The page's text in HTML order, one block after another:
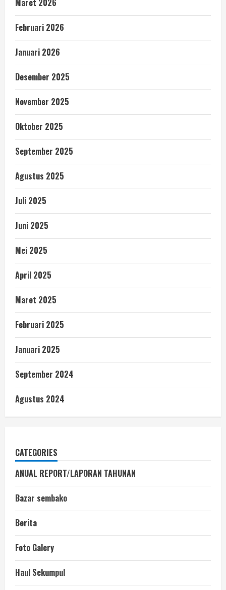
Februari 2026
Januari 2026
Desember 2025
November 2025
Oktober 2025
September 2025
Agustus 2025
Juli 2025
Juni 2025
Mei 2025
April 2025
Maret 2025
Februari 2025
Januari 2025
September 2024
Agustus 2024
CATEGORIES
ANUAL REPORT/LAPORAN TAHUNAN
Bazar sembako
Berita
Foto Galery
Haul Sekumpul